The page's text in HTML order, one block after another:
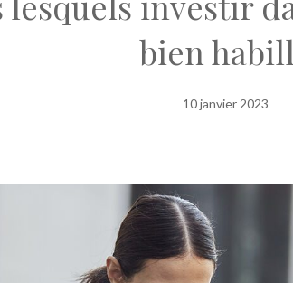
bien
10 janvier 2023